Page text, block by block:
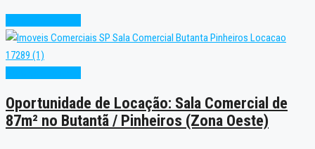
Oportunidade de Locação: Sala Comercial de
87m² no Butantã / Pinheiros (Zona Oeste)